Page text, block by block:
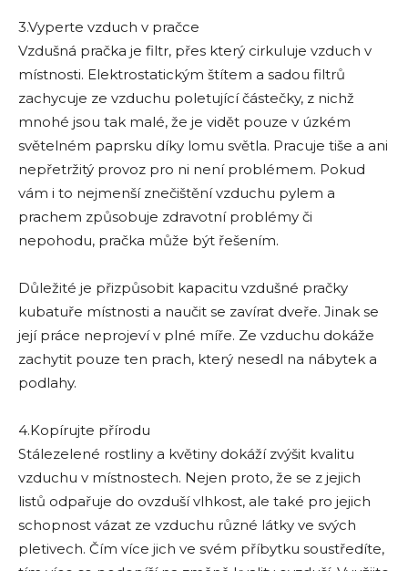
3.Vyperte vzduch v pračce
Vzdušná pračka je filtr, přes který cirkuluje vzduch v
místnosti. Elektrostatickým štítem a sadou filtrů
zachycuje ze vzduchu poletující částečky, z nichž
mnohé jsou tak malé, že je vidět pouze v úzkém
světelném paprsku díky lomu světla. Pracuje tiše a ani
nepřetržitý provoz pro ni není problémem. Pokud
vám i to nejmenší znečištění vzduchu pylem a
prachem způsobuje zdravotní problémy či
nepohodu, pračka může být řešením.
Důležité je přizpůsobit kapacitu vzdušné pračky
kubatuře místnosti a naučit se zavírat dveře. Jinak se
její práce neprojeví v plné míře. Ze vzduchu dokáže
zachytit pouze ten prach, který nesedl na nábytek a
podlahy.
4.Kopírujte přírodu
Stálezelené rostliny a květiny dokáží zvýšit kvalitu
vzduchu v místnostech. Nejen proto, že se z jejich
listů odpařuje do ovzduší vlhkost, ale také pro jejich
schopnost vázat ze vzduchu různé látky ve svých
pletivech. Čím více jich ve svém příbytku soustředíte,